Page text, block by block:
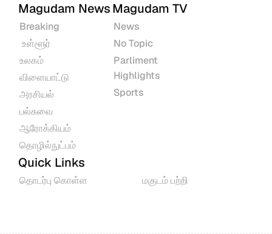
Magudam News
Breaking
உள்ளூர்
உலகம்
விளையாட்டு
அரசியல்
பல்சுவை
ஆரோக்கியம்
தொழில்நுட்பம்
Magudam TV
News
No Topic
Parliment
Highlights
Sports
Quick Links
தொடர்பு கொள்ள மகுடம் பற்றி